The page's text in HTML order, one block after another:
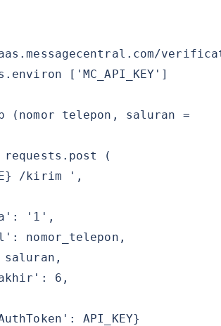
['MC_API_KEY']
(nomor telepon, saluran =
requests.post (
/kirim ',
'1',
nomor_telepon,
saluran,
6,
API_KEY}